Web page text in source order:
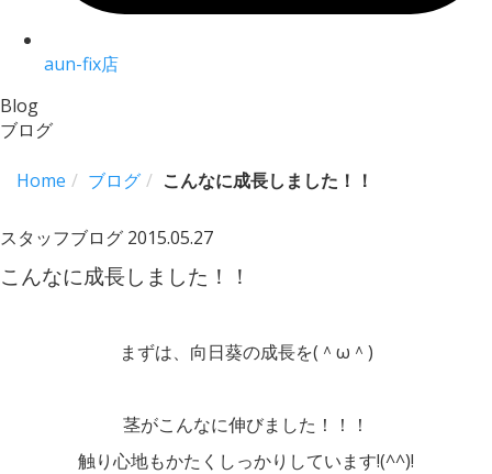
aun-fix店
Blog
ブログ
Home ブログ こんなに成長しました！！
スタッフブログ 2015.05.27
こんなに成長しました！！
まずは、向日葵の成長を(＾ω＾)
茎がこんなに伸びました！！！
触り心地もかたくしっかりしています!(^^)!